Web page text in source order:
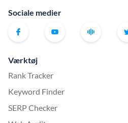
Sociale medier
Værktøj
Rank Tracker
Keyword Finder
SERP Checker